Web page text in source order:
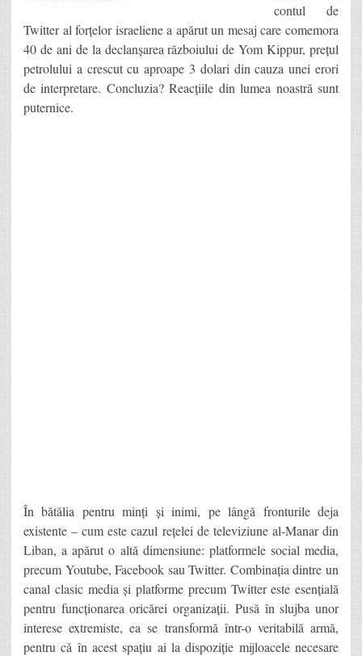
contul de
Twitter al forțelor israeliene a apărut un mesaj care comemora
40 de ani de la declanșarea războiului de Yom Kippur, prețul
petrolului a crescut cu aproape 3 dolari din cauza unei erori
de interpretare. Concluzia? Reacțiile din lumea noastră sunt
puternice.
În bătălia pentru minți și inimi, pe lângă fronturile deja
existente – cum este cazul rețelei de televiziune al-Manar din
Liban, a apărut o altă dimensiune: platformele social media,
precum Youtube, Facebook sau Twitter. Combinația dintre un
canal clasic media și platforme precum Twitter este esențială
pentru funcționarea oricărei organizații. Pusă în slujba unor
interese extremiste, ea se transformă într-o veritabilă armă,
pentru că în acest spațiu ai la dispoziție mijloacele necesare